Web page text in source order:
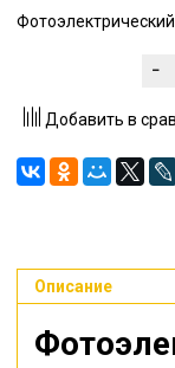
Добавить в
Описание